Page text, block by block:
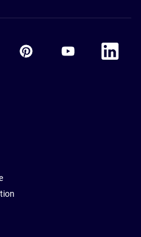
Accor Youtube
Accor